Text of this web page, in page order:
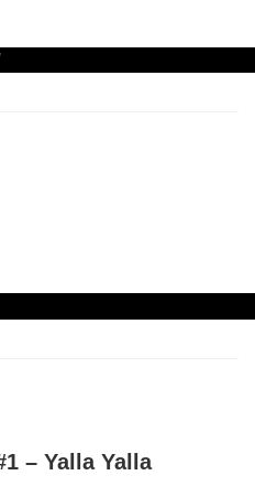
– Yalla Yalla